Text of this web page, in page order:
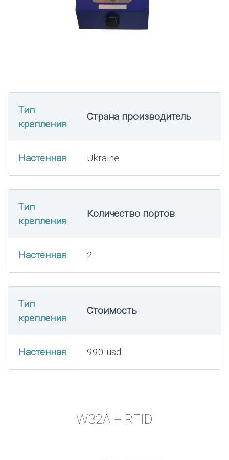
Тип
крепления
Страна производитель
Настенная Ukraine
Тип
крепления
Количество портов
Настенная 2
Тип
крепления
Стоимость
Настенная 990 usd
W32A + RFID